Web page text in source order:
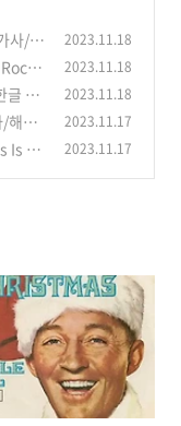
사/해
2023.11.18
2023.11.18
글 가
2023.11.18
석/
2023.11.17
Is Yo
2023.11.17